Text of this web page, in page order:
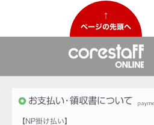
↑
ページの先頭へ
【NP掛け払い】